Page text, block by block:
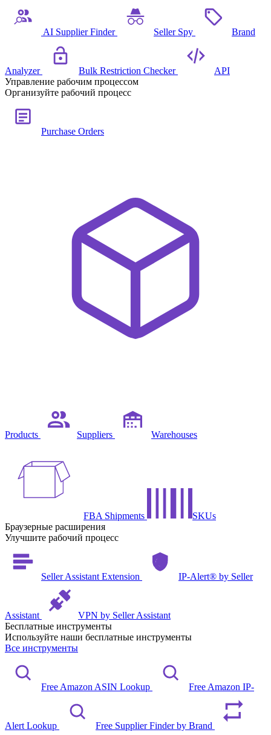
AI Supplier Finder Seller Spy Brand
Analyzer Bulk Restriction Checker
API
Управление рабочим процессом
Организуйте рабочий процесс
Purchase Orders
Products Suppliers Warehouses
FBA Shipments
SKUs
Браузерные расширения
Улучшите рабочий процесс
Seller Assistant Extension IP-Alert® by Seller
Assistant
VPN by Seller Assistant
Бесплатные инструменты
Используйте наши бесплатные инструменты
Все инструменты
Free Amazon ASIN Lookup Free Amazon IP-
Alert Lookup Free Supplier Finder by Brand